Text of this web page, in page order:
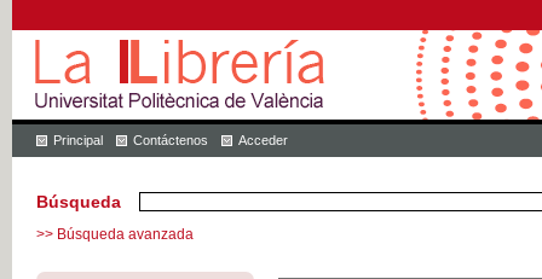
Principal Contáctenos Acceder
Búsqueda
>> Búsqueda avanzada